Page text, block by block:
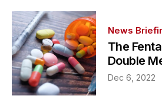
News
The
Double
Dec 6, 2022